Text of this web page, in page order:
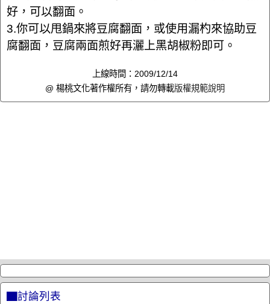
好，可以翻面。
3.你可以甩鍋來將豆腐翻面，或使用漏杓來協助豆
腐翻面，豆腐兩面煎好再灑上黑胡椒粉即可。
上線時間：2009/12/14
@ 楊桃文化著作權所有，請勿轉載版權規範說明
▇討論列表